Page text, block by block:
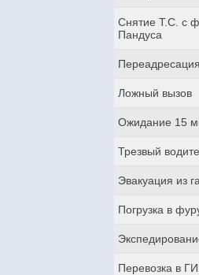
Снятие Т.С. с
Пандуса
Ложный вызов
Ожидание 15
Трезвый
Эвакуация из
Погрузка в
Перевозка в